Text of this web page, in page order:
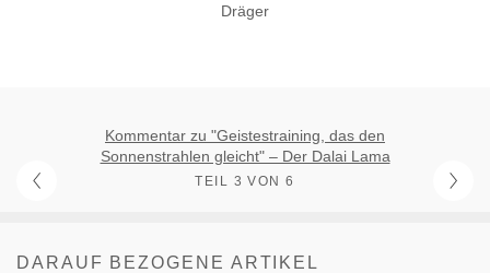
Dräger
Kommentar zu "Geistestraining, das den
Sonnenstrahlen gleicht" – Der Dalai Lama
TEIL 3 VON 6
DARAUF BEZOGENE ARTIKEL